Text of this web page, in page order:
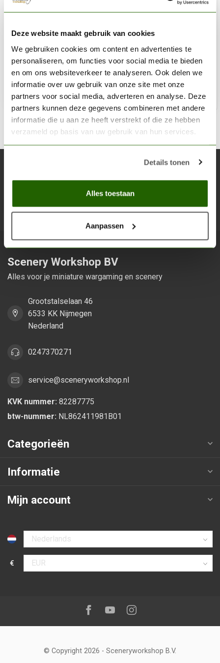
Deze website maakt gebruik van cookies
We gebruiken cookies om content en advertenties te
personaliseren, om functies voor social media te bieden
en om ons websiteverkeer te analyseren. Ook delen we
informatie over uw gebruik van onze site met onze
partners voor social media, adverteren en analyse. Deze
partners kunnen deze gegevens combineren met andere
informatie die u aan ze heeft verstrekt of die ze hebben
verzameld op basis van uw gebruik van hun services.
Details tonen
Alles toestaan
Aanpassen
Surface Primer Nato Green - 200ml - 74612
€15,42
Niet op voorraad
Blijf op de hoogte over onze laatste acties
Scenery Workshop BV
Alles voor je miniature wargaming en scenery
Grootstalselaan 46
6533 KK Nijmegen
Nederland
0247370271
service@sceneryworkshop.nl
KVK nummer: 82287775
btw-nummer: NL862411981B01
Categorieën
Informatie
Mijn account
Selecteer taal
€
Selecteer valuta
Volg ons op:Facebook
YoutubeInstagram
© Copyright 2026 - Sceneryworkshop B.V.